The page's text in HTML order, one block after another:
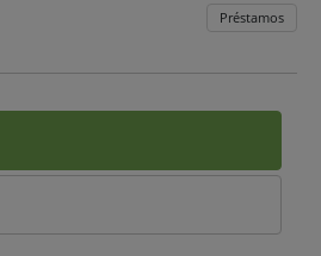
Préstamos